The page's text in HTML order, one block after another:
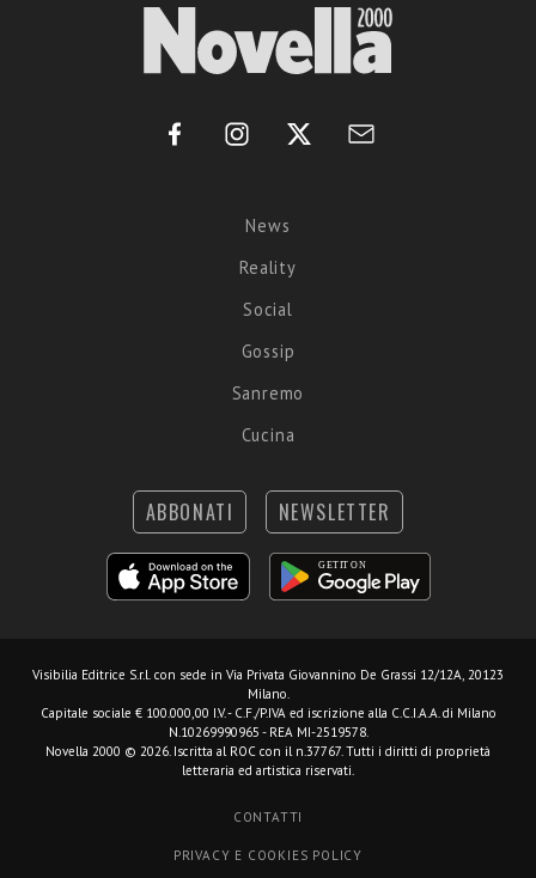
News
Reality
Social
Gossip
Sanremo
Cucina
ABBONATI NEWSLETTER
Visibilia Editrice S.r.l. con sede in Via Privata Giovannino De Grassi 12/12A, 20123
Milano.
Capitale sociale € 100.000,00 I.V. - C.F./P.IVA ed iscrizione alla C.C.I.A.A. di Milano
N.10269990965 - REA MI-2519578.
Novella 2000 © 2026. Iscritta al ROC con il n.37767. Tutti i diritti di proprietà
letteraria ed artistica riservati.
CONTATTI
PRIVACY E COOKIES POLICY